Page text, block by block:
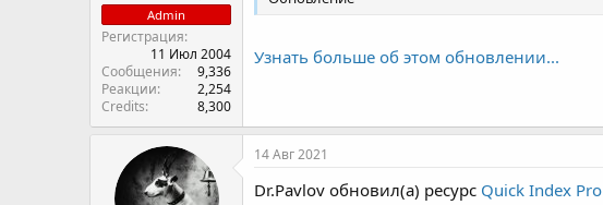
Admin
Регистрация
11 Июл 2004
Сообщения
9,336
Реакции
2,254
Credits
8,300
Узнать больше об этом обновлении...
14 Авг 2021
Dr.Pavlov обновил(а) ресурс Quick Index Pro